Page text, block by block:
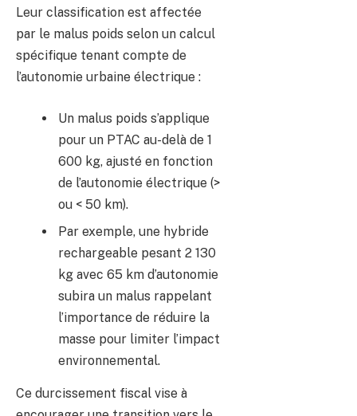
Leur classification est affectée
par le malus poids selon un calcul
spécifique tenant compte de
l’autonomie urbaine électrique :
Un malus poids s’applique
pour un PTAC au-delà de 1
600 kg, ajusté en fonction
de l’autonomie électrique (>
ou < 50 km).
Par exemple, une hybride
rechargeable pesant 2 130
kg avec 65 km d’autonomie
subira un malus rappelant
l’importance de réduire la
masse pour limiter l’impact
environnemental.
Ce durcissement fiscal vise à